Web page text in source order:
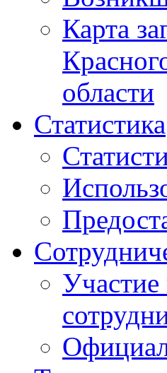
Карта
области
Статистика